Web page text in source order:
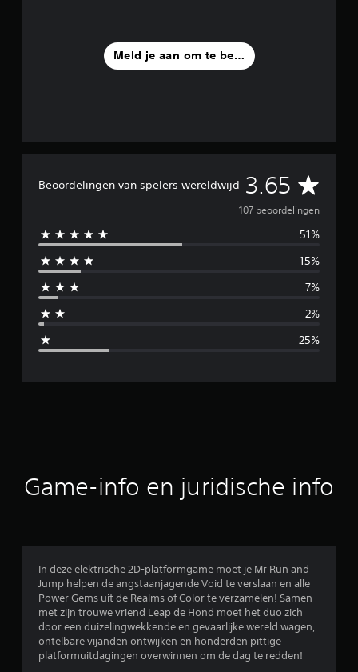
Meld je aan om te beoordelen
Beoordelingen van spelers wereldwijd 3.65 G
e
m
d
l
b
o
r
d
e
107 beoordelingen
51%
15%
7%
2%
25%
Game-info en juridische info
In deze elektrische 2D-platformgame moet je Mr Run and
Jump helpen de angstaanjagende Void te verslaan en alle
Power Gems uit de Realms of Color te verzamelen! Samen
met zijn trouwe vriend Leap de Hond moet het duo zich
door een duizelingwekkende en gevaarlijke wereld wagen,
ontelbare vijanden ontwijken en honderden pittige
platformuitdagingen overwinnen om de dag te redden!